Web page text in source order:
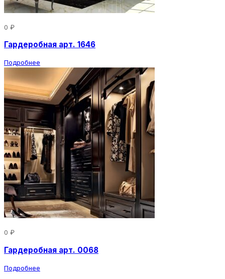
0 ₽
Гардеробная арт. 1646
Подробнее
0 ₽
Гардеробная арт. 0068
Подробнее